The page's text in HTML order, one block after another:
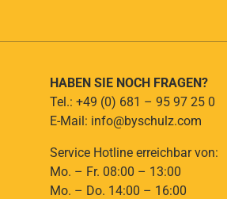
HABEN SIE NOCH FRAGEN?
Tel.: +49 (0) 681 – 95 97 25 0
E-Mail: info@byschulz.com
Service Hotline erreichbar von:
Mo. – Fr. 08:00 – 13:00
Mo. – Do. 14:00 – 16:00